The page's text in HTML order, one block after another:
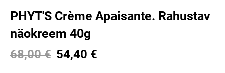
PHYT'S Crème Apaisante. Rahustav
näokreem 40g
68,00 € 54,40 €